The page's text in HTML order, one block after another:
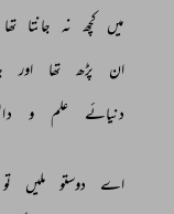
میں کچھ نہ جانتا تھا
ان
پڑھ تھا اور
دنیائے
علم و
اے دوستو ملیں تو